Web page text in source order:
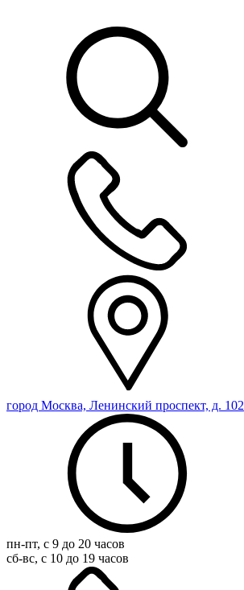
город Москва, Ленинский проспект, д. 102
пн-пт, с 9 до 20 часов
сб-вс, с 10 до 19 часов